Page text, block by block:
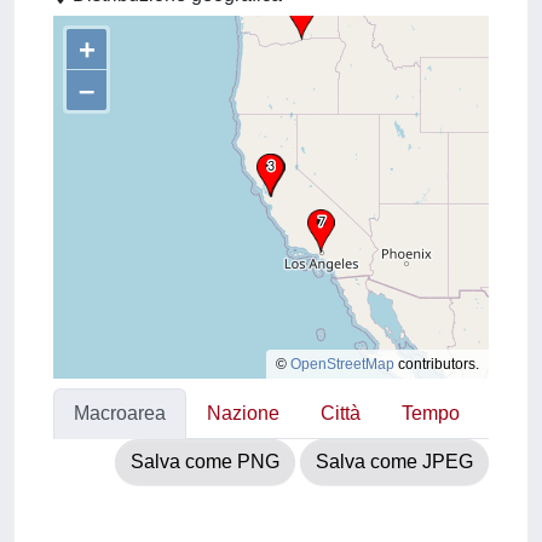
+
–
© OpenStreetMap contributors.
Macroarea Nazione Città Tempo
Salva come PNG Salva come JPEG